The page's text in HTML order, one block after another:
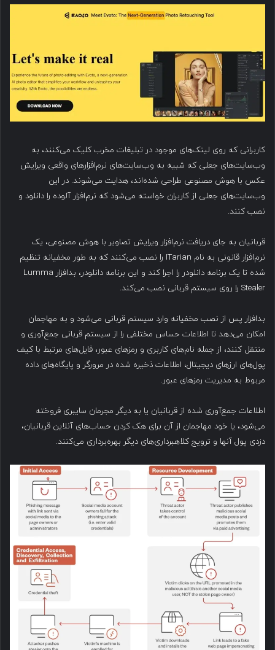
کاربرانی که روی لینک‌های موجود در تبلیغات مخرب کلیک می‌کنند، به
وب‌سایت‌های جعلی که شبیه به وب‌سایت‌های نرم‌افزارهای واقعی ویرایش
عکس با هوش مصنوعی طراحی شده‌اند، هدایت می‌شوند. در این
وب‌سایت‌های جعلی از کاربران خواسته می‌شود که نرم‌افزار آلوده را دانلود و
نصب کنند.
قربانیان به جای دریافت نرم‌افزار ویرایش تصاویر با هوش مصنوعی، یک
نرم‌افزار قانونی به نام ITarian را نصب می‌کنند که به طور مخفیانه تنظیم
شده تا یک برنامه دانلودر را اجرا کند و این برنامه دانلودر، بدافزار Lumma
Stealer را روی سیستم قربانی نصب می‌کند.
بدافزار پس از نصب مخفیانه وارد سیستم قربانی می‌شود و به مهاجمان
امکان می‌دهد تا اطلاعات حساس مختلفی را از سیستم قربانی جمع‌آوری و
منتقل کنند، از جمله نام‌های کاربری و رمزهای عبور، فایل‌های مرتبط با کیف
پول‌های ارزهای دیجیتال، اطلاعات ذخیره شده در مرورگر و پایگاه‌های داده
مربوط به مدیریت رمزهای عبور.
اطلاعات جمع‌آوری شده از قربانیان یا به دیگر مجرمان سایبری فروخته
می‌شود، یا خود مهاجمان از آن برای هک کردن حساب‌های آنلاین قربانیان،
دزدی پول آنها و ترویج کلاهبرداری‌های دیگر بهره‌برداری می‌کنند.